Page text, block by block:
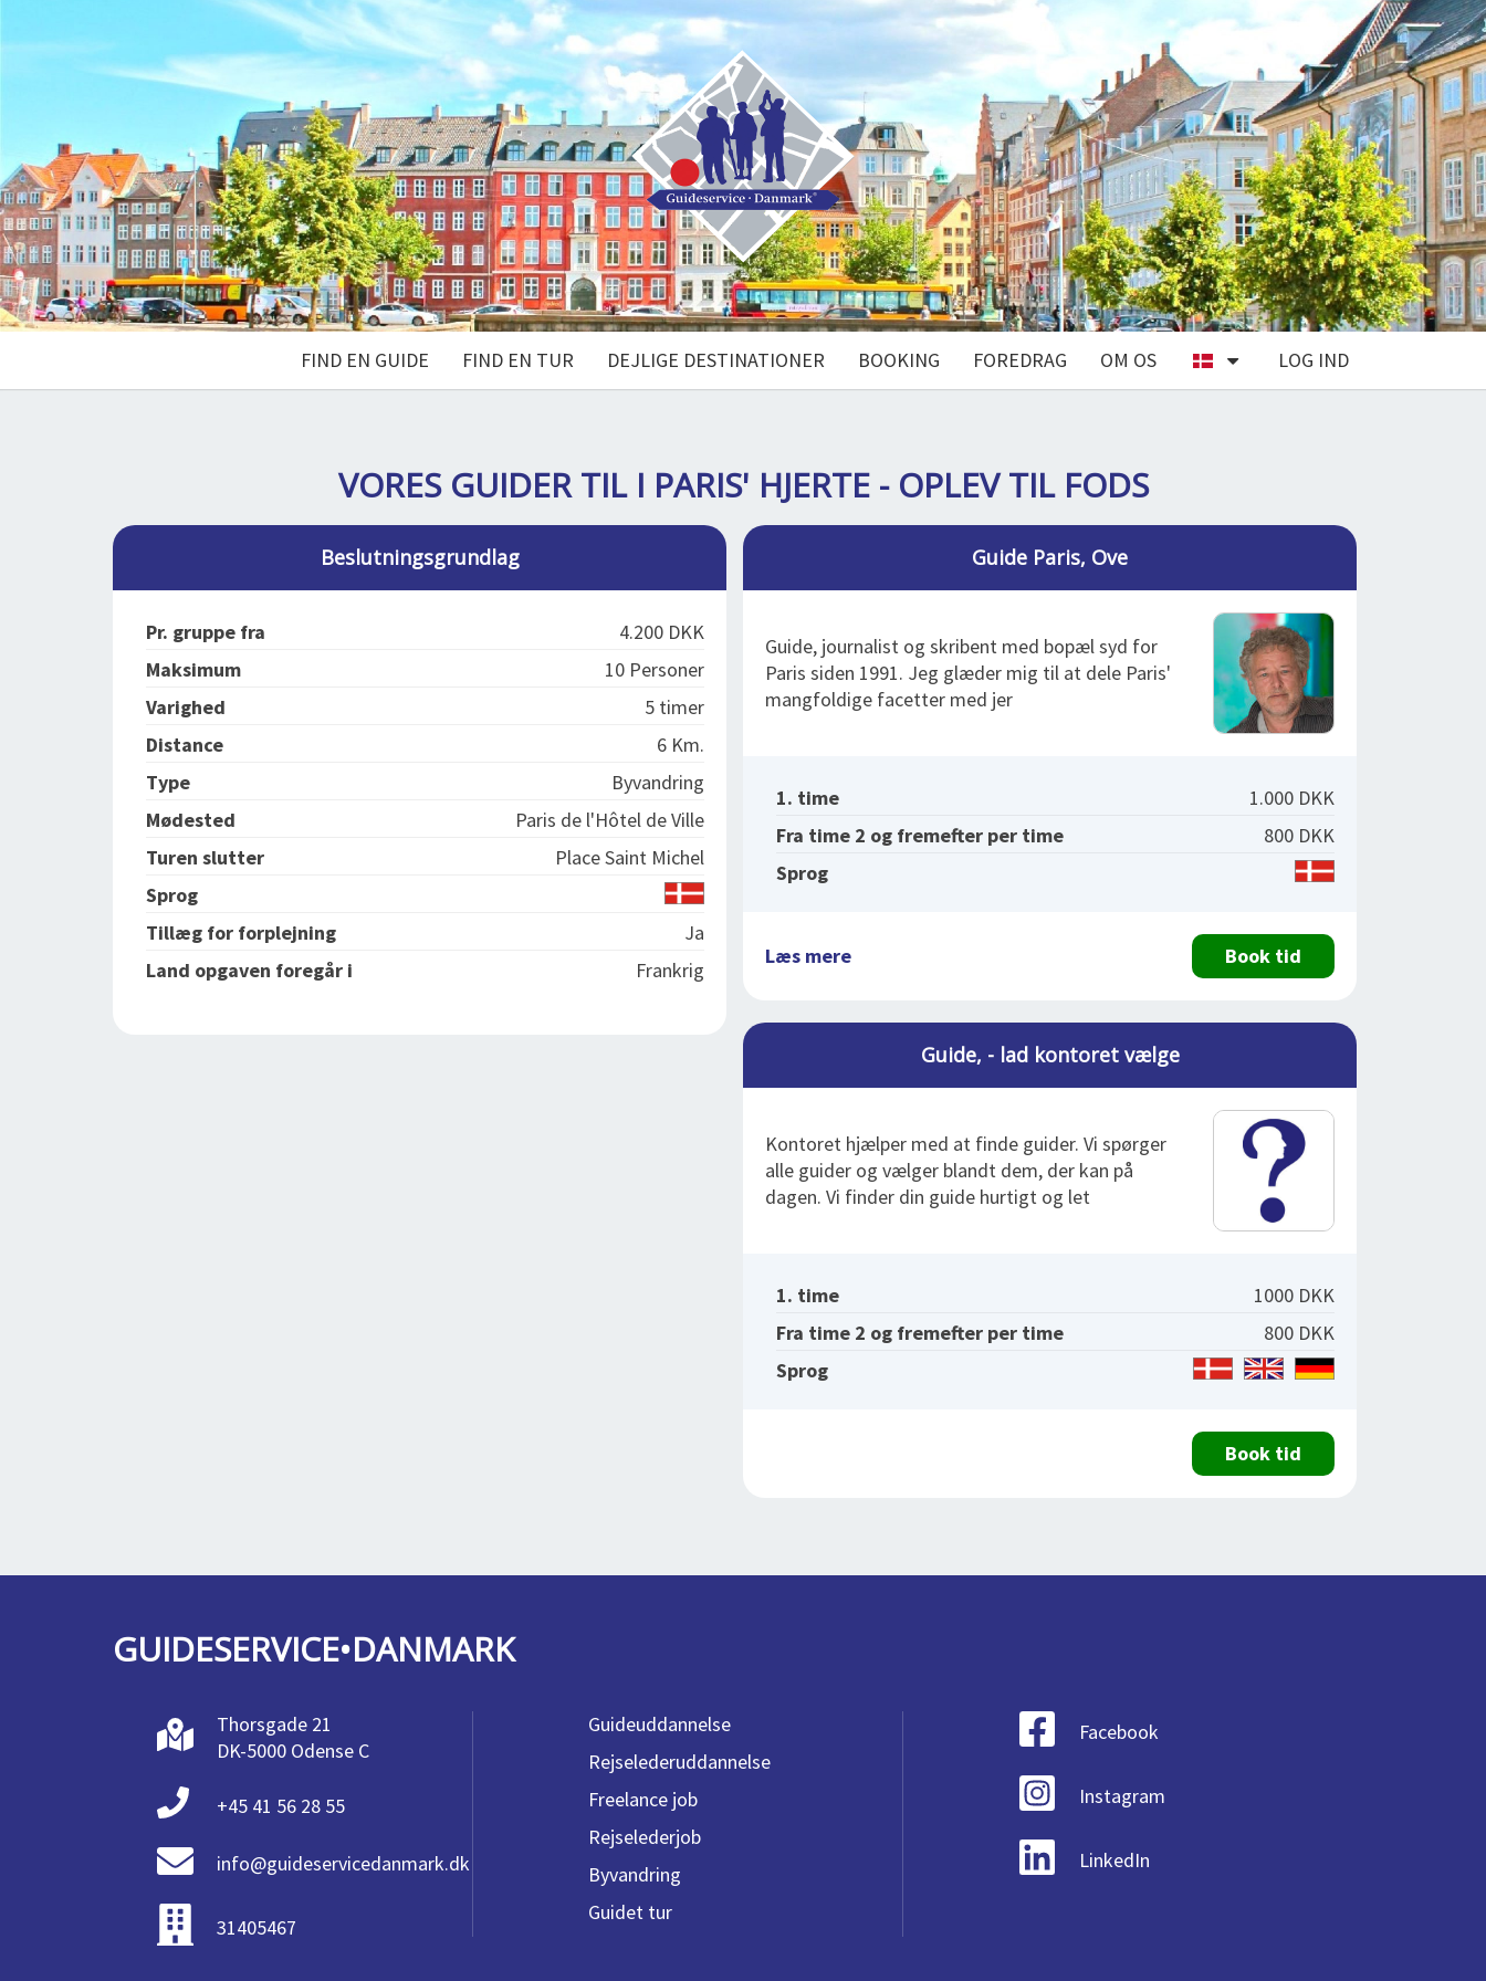
FIND EN GUIDE FIND EN TUR DEJLIGE DESTINATIONER BOOKING FOREDRAG OM OS LOG IND
VORES GUIDER TIL I PARIS' HJERTE - OPLEV TIL FODS
Beslutningsgrundlag
Pr. gruppe fra
4.200 DKK
Maksimum
10 Personer
Varighed
5 timer
Distance
6 Km.
Type
Byvandring
Mødested
Paris de l'Hôtel de Ville
Turen slutter
Place Saint Michel
Sprog
Tillæg for forplejning
Ja
Land opgaven foregår i
Frankrig
Guide Paris, Ove
Guide, journalist og skribent med bopæl syd for
Paris siden 1991. Jeg glæder mig til at dele Paris'
mangfoldige facetter med jer
1. time
1.000 DKK
Fra time 2 og fremefter per time
800 DKK
Sprog
Læs mere Book tid
Guide, - lad kontoret vælge
Kontoret hjælper med at finde guider. Vi spørger
alle guider og vælger blandt dem, der kan på
dagen. Vi finder din guide hurtigt og let
1. time
1000 DKK
Fra time 2 og fremefter per time
800 DKK
Sprog
Book tid
GUIDESERVICE•DANMARK
Thorsgade 21
DK-5000 Odense C
+45 41 56 28 55
info@guideservicedanmark.dk
31405467
Guideuddannelse
Rejselederuddannelse
Freelance job
Rejselederjob
Byvandring
Guidet tur
Facebook
Instagram
LinkedIn